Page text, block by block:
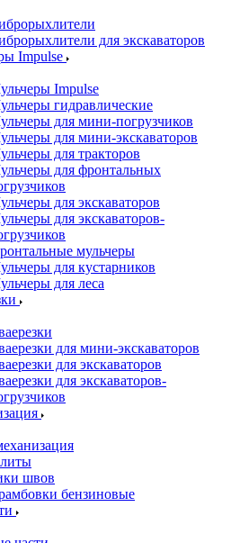
для экскаваторов
Impulse
Impulse
гидравлические
для мини-погрузчиков
для мини-экскаваторов
для тракторов
для фронтальных
для экскаваторов
для экскаваторов-
мульчеры
для кустарников
для леса
для мини-экскаваторов
для экскаваторов
для экскаваторов-
швов
бензиновые